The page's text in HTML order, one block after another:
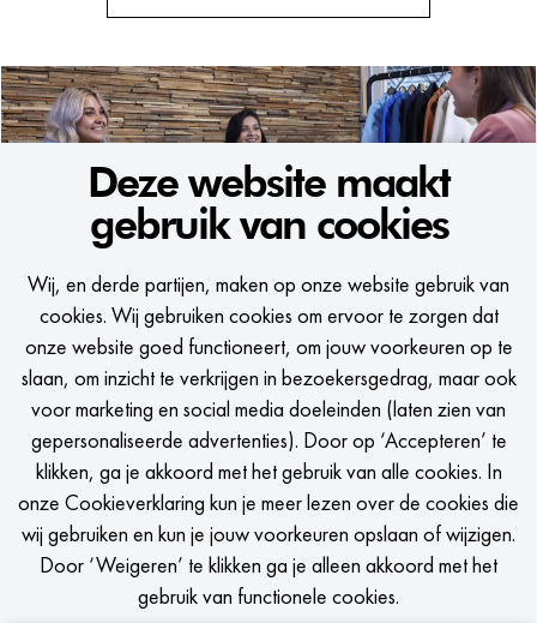
Deze website maakt
gebruik van cookies
Wij, en derde partijen, maken op onze website gebruik van
cookies. Wij gebruiken cookies om ervoor te zorgen dat
onze website goed functioneert, om jouw voorkeuren op te
slaan, om inzicht te verkrijgen in bezoekersgedrag, maar ook
voor marketing en social media doeleinden (laten zien van
gepersonaliseerde advertenties). Door op ‘Accepteren’ te
klikken, ga je akkoord met het gebruik van alle cookies. In
onze Cookieverklaring kun je meer lezen over de cookies die
wij gebruiken en kun je jouw voorkeuren opslaan of wijzigen.
Door ‘Weigeren’ te klikken ga je alleen akkoord met het
gebruik van functionele cookies.
Voornaam
Achternaam
E-mailadres
Telefoonnummer (optioneel)
LinkedIn URL
Upload je CV
Kies bestand
WE WOULD LIKE TO KEEP
IN TOUCH
Een seintje krijgen als er een passende vacature is?
STEL JOB ALERT IN